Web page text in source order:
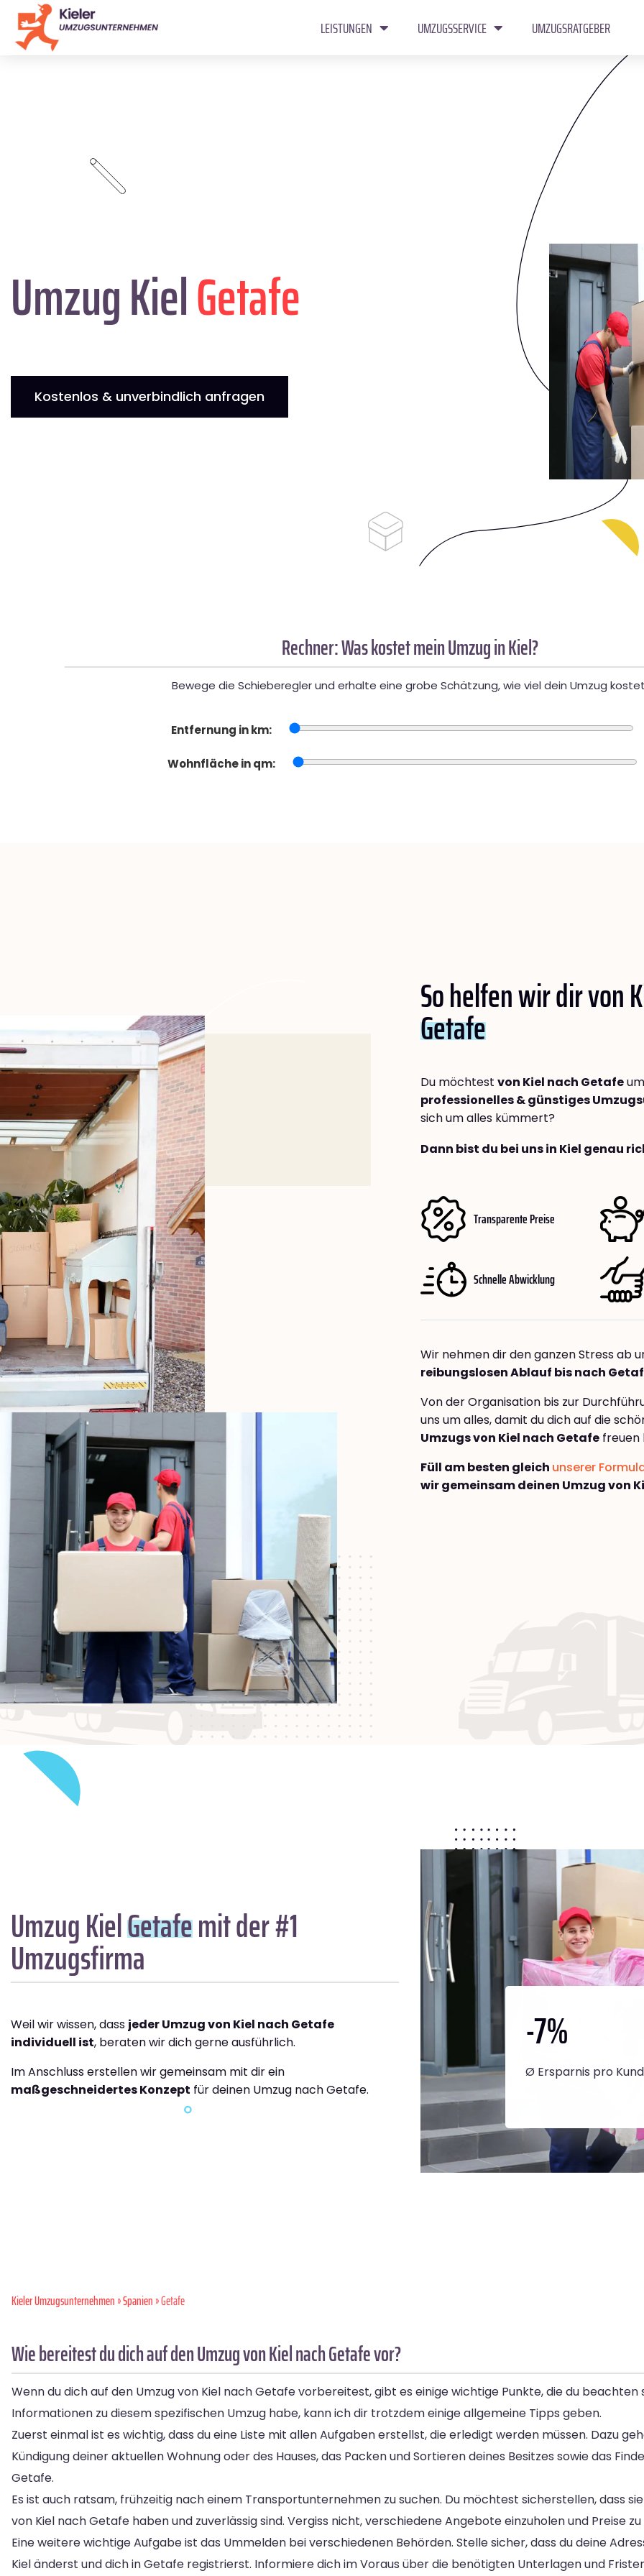
LEISTUNGEN UMZUGSSERVICE UMZUGSRATGEBER
Umzug KielGetafe
Kostenlos & unverbindlich anfragen
Rechner: Was kostet mein Umzug in Kiel?
Bewege die Schieberegler und erhalte eine grobe Schätzung, wie viel dein Umzug
Entfernung in km:
Wohnfläche in qm:
So helfen wir dir von
Getafe
Du möchtest von Kiel nach Getafe
professionelles & günstiges
sich um alles kümmert?
Dann bist du bei uns in Kiel genau
Transparente Preise
Schnelle Abwicklung
Wir nehmen dir den ganzen Stress ab
reibungslosen Ablauf bis nach
Von der Organisation bis zur
uns um alles, damit du dich auf die
Umzugs von Kiel nach Getafe freuen
Füll am besten gleich unserer
wir gemeinsam deinen Umzug von
Umzug KielGetafemit der #1
Umzugsfirma
Weil wir wissen, dass jeder Umzug von Kiel nach Getafe
individuell ist, beraten wir dich gerne ausführlich.
Im Anschluss erstellen wir gemeinsam mit dir ein
maßgeschneidertes Konzept für deinen Umzug nach Getafe.
-7%
Ø Ersparnis pro
Kieler Umzugsunternehmen»Spanien» Getafe
Wie bereitest du dich auf den Umzug von Kiel nach Getafe vor?
Wenn du dich auf den Umzug von Kiel nach Getafe vorbereitest, gibt es einige wichtige Punkte, die du
Informationen zu diesem spezifischen Umzug habe, kann ich dir trotzdem einige allgemeine Tipps geben.
Zuerst einmal ist es wichtig, dass du eine Liste mit allen Aufgaben erstellst, die erledigt werden müssen. Dazu
Kündigung deiner aktuellen Wohnung oder des Hauses, das Packen und Sortieren deines Besitzes sowie das
Getafe.
Es ist auch ratsam, frühzeitig nach einem Transportunternehmen zu suchen. Du möchtest sicherstellen, dass
von Kiel nach Getafe haben und zuverlässig sind. Vergiss nicht, verschiedene Angebote einzuholen und Preise
Eine weitere wichtige Aufgabe ist das Ummelden bei verschiedenen Behörden. Stelle sicher, dass du deine
Kiel änderst und dich in Getafe registrierst. Informiere dich im Voraus über die benötigten Unterlagen und